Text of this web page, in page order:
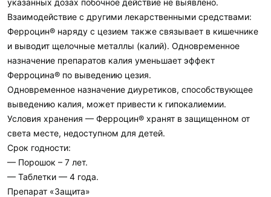
указанных дозах побочное действие не выявлено.
Взаимодействие с другими лекарственными средствами:
Ферроцин® наряду с цезием также связывает в кишечнике
и выводит щелочные металлы (калий). Одновременное
назначение препаратов калия уменьшает эффект
Ферроцина® по выведению цезия.
Одновременное назначение диуретиков, способствующее
выведению калия, может привести к гипокалиемии.
Условия хранения — Ферроцин® хранят в защищенном от
света месте, недоступном для детей.
Срок годности:
— Порошок – 7 лет.
— Таблетки — 4 года.
Препарат «Защита»